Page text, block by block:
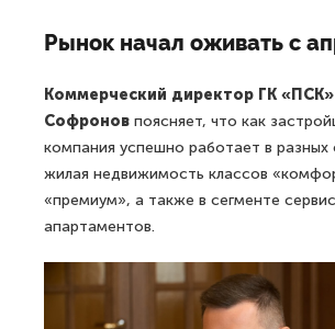
Рынок начал оживать с
Коммерческий директор ГК
Софронов поясняет, что как
компания успешно работает в разных
жилая недвижимость классов
«премиум», а также в сегменте
апартаментов.